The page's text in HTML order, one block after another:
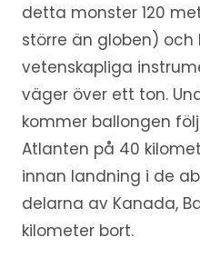
detta monster 120
större än globen)
vetenskapliga
väger över ett ton.
kommer ballongen
Atlanten på 40
innan landning i de
delarna av Kanada,
kilometer bort.